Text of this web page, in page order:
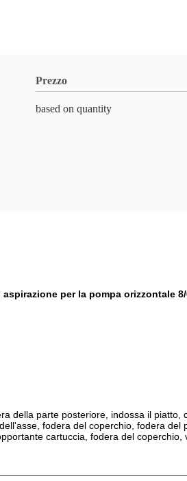
Prezzo
based on quantity
per la pompa orizzontale 8/
della parte posteriore, indossa il
fodera del coperchio, fodera
cartuccia, fodera del